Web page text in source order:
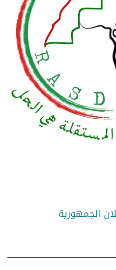
الجمهورية